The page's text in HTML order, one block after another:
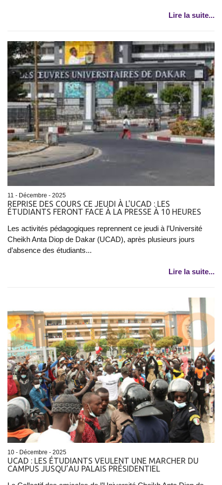
Lire la suite...
11 - Décembre - 2025
REPRISE DES COURS CE JEUDI À L'UCAD : LES
ÉTUDIANTS FERONT FACE À LA PRESSE À 10 HEURES
Les activités pédagogiques reprennent ce jeudi à l’Université
Cheikh Anta Diop de Dakar (UCAD), après plusieurs jours
d’absence des étudiants...
Lire la suite...
10 - Décembre - 2025
UCAD : LES ÉTUDIANTS VEULENT UNE MARCHER DU
CAMPUS JUSQU’AU PALAIS PRÉSIDENTIEL